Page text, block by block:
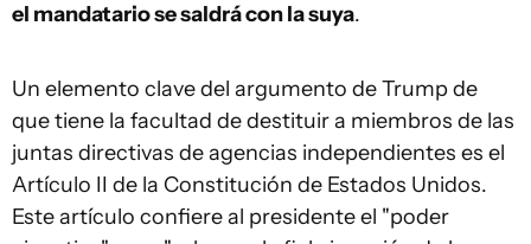
el mandatario se saldrá con la suya.
Un elemento clave del argumento de Trump de
que tiene la facultad de destituir a miembros de las
juntas directivas de agencias independientes es el
Artículo II de la Constitución de Estados Unidos.
Este artículo confiere al presidente el "poder